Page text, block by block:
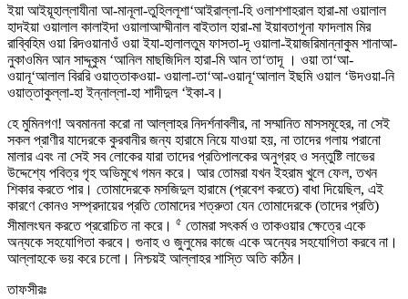
ইয়া আইয়ূহাল্লাযীনা আ-মানূলা-তুহিললূশা‘আইরাল্লা-হি ওলাশশাহরাল হারা-মা ওয়ালাল
হাদইয়া ওয়ালাল কালাইদা ওয়ালাআম্মীনাল বাইতাল হারা-মা ইয়াবতাগূনা ফাদলাম মির
রাব্বিহিম ওয়া রিদওয়ানাওঁ ওয়া ইযা-হালালতুম ফাসতা-দূ ওয়ালা-ইয়াজরিমান্নাকুম শানাআ-
নুকাওমিন আন সাদ্দূকুম ‘আনিল মাছজিদিল হারা-মি আন তা‘তাদূ । ওয়া তা‘আ-
ওয়ানূ‘আলাল বিররি ওয়াত্তাকওয়া- ওয়ালা-তা‘আ-ওয়ানূ‘আলাল ইছমি ওয়াল ‘উদওয়া-নি
ওয়াত্তাকুল্লা-হা ইন্নাল্লা-হা শাদীদুল ‘ইকা-ব।
হে মুমিনগণ! অবমাননা করো না আল্লাহর নিদর্শনাবলীর, না সম্মানিত মাসসমূহের, না সেই
সকল প্রাণীর যাদেরকে কুরবানীর জন্য হারামে নিয়ে যাওয়া হয়, না তাদের গলায় পরানো
মালার এবং না সেই সব লোকের যারা তাদের প্রতিপালকের অনুগ্রহ ও সন্তুষ্টি লাভের
উদ্দেশ্যে পবিত্র গৃহ অভিমুখে গমন করে। আর তোমরা যখন ইহরাম খুলে ফেল, তখন
শিকার করতে পার। তোমাদেরকে মসজিদুল হারামে (প্রবেশ করতে) বাধা দিয়েছিল, এই
কারণে কোনও সম্প্রদায়ের প্রতি তোমাদের শত্রুতা যেন তোমাদেরকে (তাদের প্রতি)
সীমালংঘন করতে প্ররোচিত না করে। ৫ তোমরা সৎকর্ম ও তাকওয়ার ক্ষেত্রে একে
অন্যকে সহযোগিতা করবে। গুনাহ ও জুলুমের কাজে একে অন্যের সহযোগিতা করবে না।
আল্লাহকে ভয় করে চলো। নিশ্চয়ই আল্লাহর শাস্তি অতি কঠিন।
তাফসীরঃ